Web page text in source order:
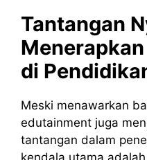
Tantangan
di
Meski menawarkan
edutainment juga
tantangan dalam
kendala utama